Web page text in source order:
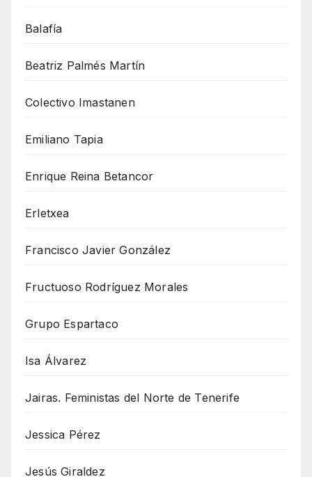
Balafía
Beatriz Palmés Martín
Colectivo Imastanen
Emiliano Tapia
Enrique Reina Betancor
Erletxea
Francisco Javier González
Fructuoso Rodríguez Morales
Grupo Espartaco
Isa Álvarez
Jairas. Feministas del Norte de Tenerife
Jessica Pérez
Jesús Giraldez